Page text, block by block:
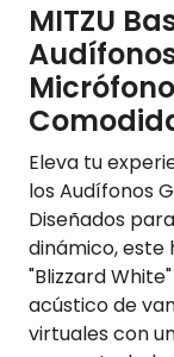
MITZU
Eleva tu
los Audífonos
Diseñados
dinámico,
"Blizzard
acústico de
virtuales con